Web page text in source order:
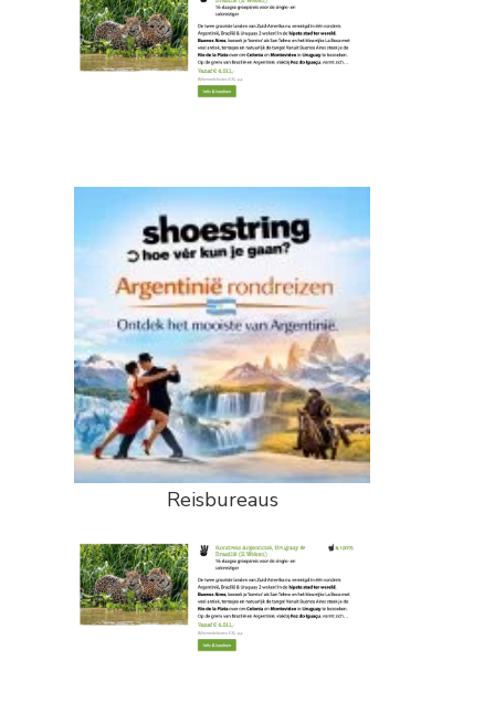
Reisbureaus